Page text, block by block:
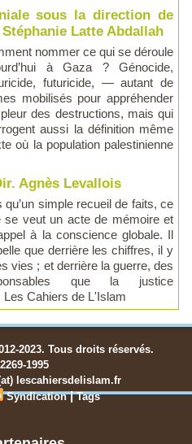
sous la direction de
Latte Abdallah
nommer ce qui se déroule
à Gaza ? Génocide,
futuricide, — autant de
mobilisés pour appréhender
des destructions, mais qui
aussi la définition même
où la population palestinienne
Agnès Levallois
qu’un simple recueil de faits, ce
se veut un acte de mémoire et
à la conscience globale. Il
que derrière les chiffres, il y
vies ; et derrière la guerre, des
que la justice
Les Cahiers de L'Islam
2023. Tous droits réservés.
1995
lescahiersdelislam.fr
Syndication |Tags